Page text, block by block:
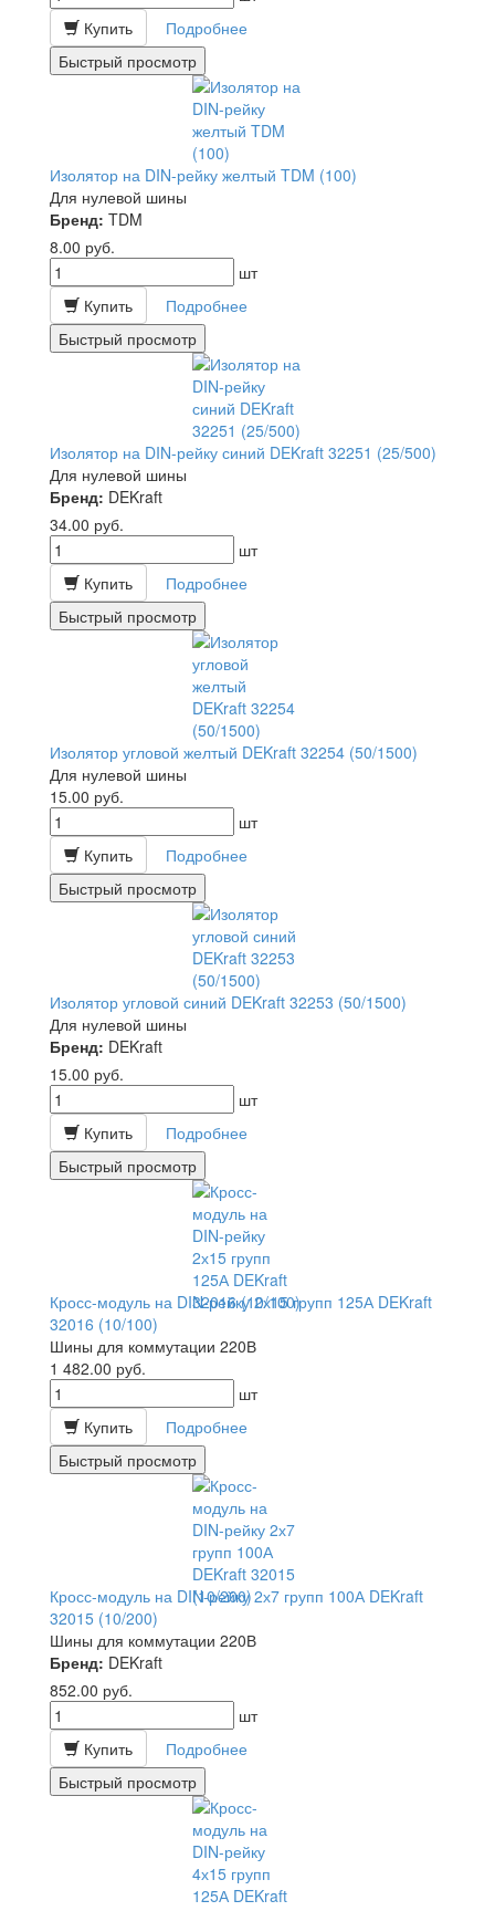
Купить
Подробнее
Быстрый просмотр
Изолятор на DIN-рейку желтый TDM (100)
Для нулевой шины
Бренд: TDM
8.00 руб.
шт
Купить
Подробнее
Быстрый просмотр
Изолятор на DIN-рейку синий DEKraft 32251 (25/500)
Для нулевой шины
Бренд: DEKraft
34.00 руб.
шт
Купить
Подробнее
Быстрый просмотр
Изолятор угловой желтый DEKraft 32254 (50/1500)
Для нулевой шины
15.00 руб.
шт
Купить
Подробнее
Быстрый просмотр
Изолятор угловой синий DEKraft 32253 (50/1500)
Для нулевой шины
Бренд: DEKraft
15.00 руб.
шт
Купить
Подробнее
Быстрый просмотр
Кросс-модуль на DIN-рейку 2х15 групп 125А DEKraft
32016 (10/100)
Шины для коммутации 220В
1 482.00 руб.
шт
Купить
Подробнее
Быстрый просмотр
Кросс-модуль на DIN-рейку 2х7 групп 100А DEKraft
32015 (10/200)
Шины для коммутации 220В
Бренд: DEKraft
852.00 руб.
шт
Купить
Подробнее
Быстрый просмотр